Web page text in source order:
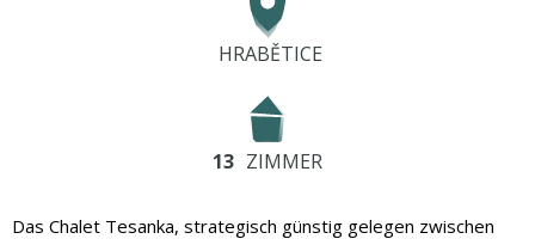
HRABĚTICE
13 ZIMMER
Das Chalet Tesanka, strategisch günstig gelegen zwischen